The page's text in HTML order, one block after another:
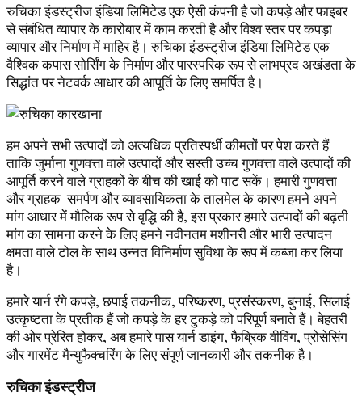
रुचिका इंडस्ट्रीज इंडिया लिमिटेड एक ऐसी कंपनी है जो कपड़े और फाइबर
से संबंधित व्यापार के कारोबार में काम करती है और विश्व स्तर पर कपड़ा
व्यापार और निर्माण में माहिर है। रुचिका इंडस्ट्रीज इंडिया लिमिटेड एक
वैश्विक कपास सोर्सिंग के निर्माण और पारस्परिक रूप से लाभप्रद अखंडता के
सिद्धांत पर नेटवर्क आधार की आपूर्ति के लिए समर्पित है।
हम अपने सभी उत्पादों को अत्यधिक प्रतिस्पर्धी कीमतों पर पेश करते हैं
ताकि जुर्माना गुणवत्ता वाले उत्पादों और सस्ती उच्च गुणवत्ता वाले उत्पादों की
आपूर्ति करने वाले ग्राहकों के बीच की खाई को पाट सकें। हमारी गुणवत्ता
और ग्राहक-समर्पण और व्यावसायिकता के तालमेल के कारण हमने अपने
मांग आधार में मौलिक रूप से वृद्धि की है, इस प्रकार हमारे उत्पादों की बढ़ती
मांग का सामना करने के लिए हमने नवीनतम मशीनरी और भारी उत्पादन
क्षमता वाले टोल के साथ उन्नत विनिर्माण सुविधा के रूप में कब्जा कर लिया
है।
हमारे यार्न रंगे कपड़े, छपाई तकनीक, परिष्करण, प्रसंस्करण, बुनाई, सिलाई
उत्कृष्टता के प्रतीक हैं जो कपड़े के हर टुकड़े को परिपूर्ण बनाते हैं। बेहतरी
की ओर प्रेरित होकर, अब हमारे पास यार्न डाइंग, फैब्रिक वीविंग, प्रोसेसिंग
और गारमेंट मैन्युफैक्चरिंग के लिए संपूर्ण जानकारी और तकनीक है।
रुचिका इंडस्ट्रीज